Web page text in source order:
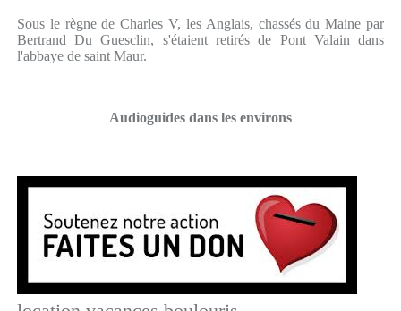
Sous le règne de Charles V, les Anglais, chassés du Maine par
Bertrand Du Guesclin, s'étaient retirés de Pont Valain dans
l'abbaye de saint Maur.
Audioguides dans les environs